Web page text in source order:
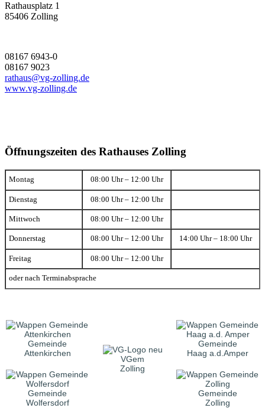
Rathausplatz 1
85406 Zolling
08167 6943-0
08167 9023
rathaus@vg-zolling.de
www.vg-zolling.de
Öffnungszeiten des Rathauses Zolling
Montag 08:00 Uhr – 12:00 Uhr
Dienstag 08:00 Uhr – 12:00 Uhr
Mittwoch 08:00 Uhr – 12:00 Uhr
Donnerstag 08:00 Uhr – 12:00 Uhr 14:00 Uhr – 18:00 Uhr
Freitag 08:00 Uhr – 12:00 Uhr
oder nach Terminabsprache
Gemeinde
Attenkirchen
VGem
Zolling
Gemeinde
Haag a.d.Amper
Gemeinde
Wolfersdorf
Gemeinde
Zolling